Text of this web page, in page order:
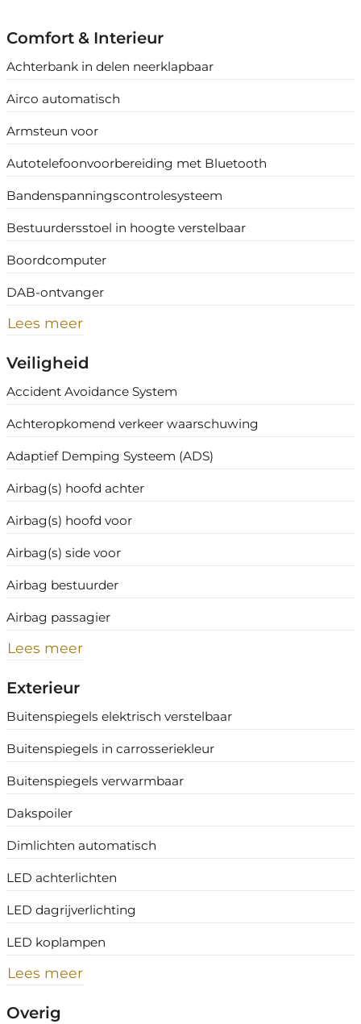
Comfort & Interieur
Achterbank in delen neerklapbaar
Airco automatisch
Armsteun voor
Autotelefoonvoorbereiding met Bluetooth
Bandenspanningscontrolesysteem
Bestuurdersstoel in hoogte verstelbaar
Boordcomputer
DAB-ontvanger
Lees meer
Veiligheid
Accident Avoidance System
Achteropkomend verkeer waarschuwing
Adaptief Demping Systeem (ADS)
Airbag(s) hoofd achter
Airbag(s) hoofd voor
Airbag(s) side voor
Airbag bestuurder
Airbag passagier
Lees meer
Exterieur
Buitenspiegels elektrisch verstelbaar
Buitenspiegels in carrosseriekleur
Buitenspiegels verwarmbaar
Dakspoiler
Dimlichten automatisch
LED achterlichten
LED dagrijverlichting
LED koplampen
Lees meer
Overig